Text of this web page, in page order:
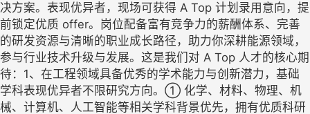
决方案。表现优异者，现场可获得 A Top 计划录用意向，提
前锁定优质 offer。岗位配备富有竞争力的薪酬体系、完善
的研发资源与清晰的职业成长路径，助力你深耕能源领域，
参与行业技术升级与发展。这是我们对 A Top 人才的核心期
待：1、在工程领域具备优秀的学术能力与创新潜力，基础
学科表现优异者不限研究方向。① 化学、材料、物理、机
械、计算机、人工智能等相关学科背景优先，拥有优质科研